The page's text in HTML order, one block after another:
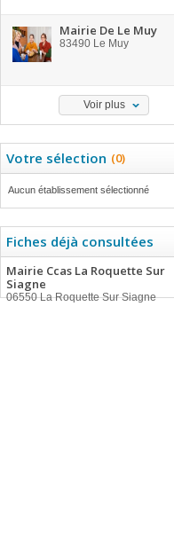
Mairie De Le Muy
83490 Le Muy
Voir plus
Votre sélection (0)
Aucun établissement sélectionné
Fiches déjà consultées
Mairie Ccas La Roquette Sur
Siagne
06550 La Roquette Sur Siagne